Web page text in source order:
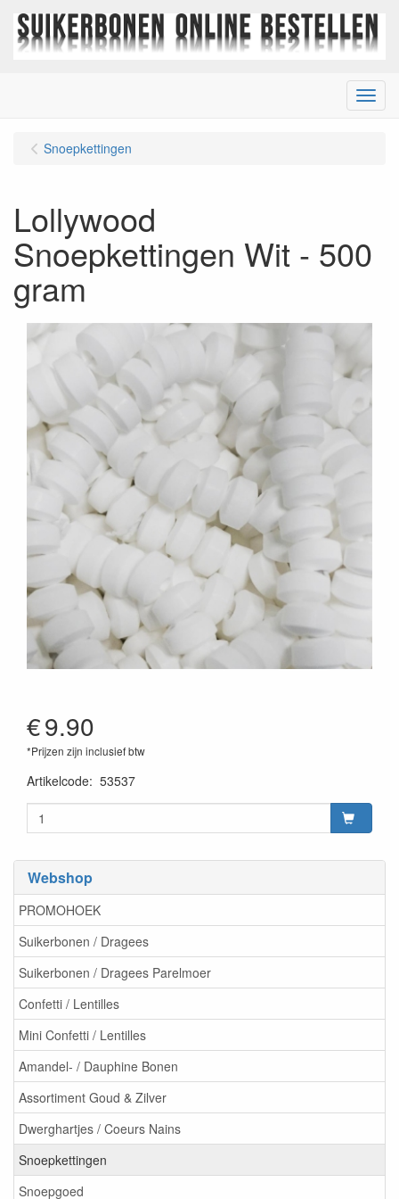
Menu
Webshop
PROMOHOEK
Suikerbonen / Dragees
Suikerbonen / Dragees Parelmoer
Confetti / Lentilles
Mini Confetti / Lentilles
Amandel- / Dauphine Bonen
Assortiment Goud & Zilver
Dwerghartjes / Coeurs Nains
Snoepkettingen
Snoepgoed
Snoepkettingen
Lollywood
Snoepkettingen Wit - 500
gram
€9.90
*Prijzen zijn inclusief btw
Artikelcode: 53537